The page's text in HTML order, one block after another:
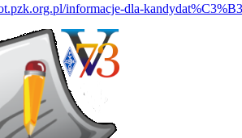
informacje-dla-